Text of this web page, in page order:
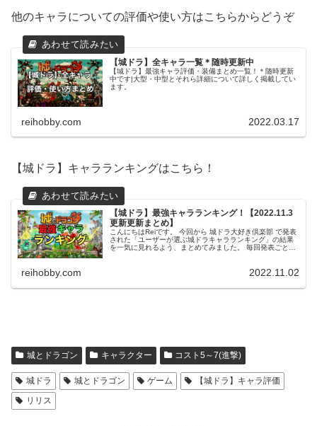
他のキャラについての評価や使い方はこちらからどうぞ
【城ドラ】全キャラ一覧＊随時更新中
【城ドラ】最強キャラ評価・装備まとめ一覧！＊随時更新
中です|大型・中型とそれら詳細について詳しく掲載してい
ます。
reihobby.com 2022.03.17
【城ドラ】キャラランキングはこちら！
【城ドラ】最強キャラランキング！【2022.11.3
更新更新まとめ】
こんにちはReiです。 今回から 城ドラ大好き倶楽部 で発表
された「ユーザーが選ぶ城ドラキャラランキング」の結果
を一気に見れるよう、まとめてみました。 毎回発表ごとに
reihobby.com 2022.11.02
城とドラゴン キャラクター コスト5～7(進撃)
城ドラ 城とドラゴン ゲーム
【城ドラ】キャラ評価
リリス